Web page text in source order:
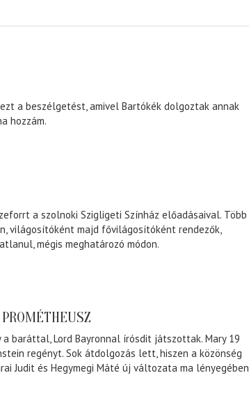
a beszélgetést, amivel Bartókék dolgoztak annak
hozzám.
a szolnoki Szigligeti Színház előadásaival. Több
világosítóként majd fővilágosítóként rendezők,
mégis meghatározó módon.
a baráttal, Lord Bayronnal írósdit játszottak. Mary 19
regényt. Sok átdolgozás lett, hiszen a közönség
Judit és Hegymegi Máté új változata ma lényegében